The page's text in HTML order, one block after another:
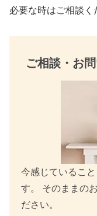
必要な時はご相談く
ご相談・お
今感じているこ
す。 そのままの
ださい。